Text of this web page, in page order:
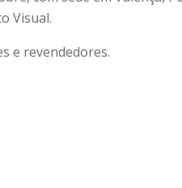
Visual.
e revendedores.